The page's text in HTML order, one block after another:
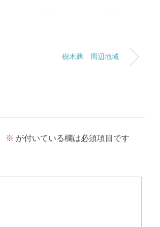
樹木葬 周辺地域
※ が付いている欄は必須項目です